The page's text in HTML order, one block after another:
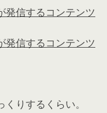
発信するコンテンツ
発信するコンテンツ
りするくらい。